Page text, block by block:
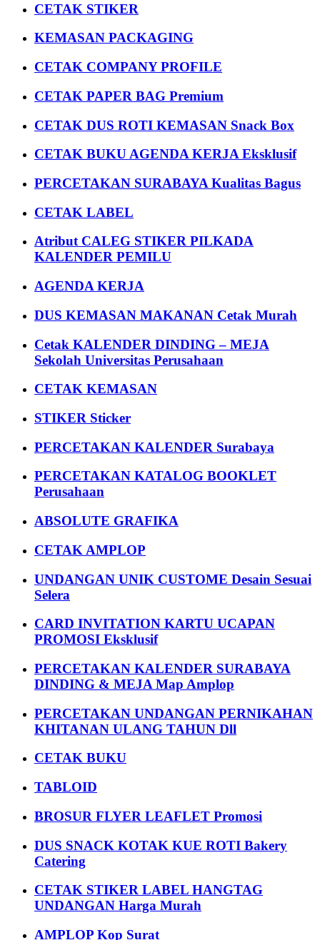
CETAK STIKER
KEMASAN PACKAGING
CETAK COMPANY PROFILE
CETAK PAPER BAG Premium
CETAK DUS ROTI KEMASAN Snack Box
CETAK BUKU AGENDA KERJA Eksklusif
PERCETAKAN SURABAYA Kualitas Bagus
CETAK LABEL
Atribut CALEG STIKER PILKADA
KALENDER PEMILU
AGENDA KERJA
DUS KEMASAN MAKANAN Cetak Murah
Cetak KALENDER DINDING – MEJA
Sekolah Universitas Perusahaan
CETAK KEMASAN
STIKER Sticker
PERCETAKAN KALENDER Surabaya
PERCETAKAN KATALOG BOOKLET
Perusahaan
ABSOLUTE GRAFIKA
CETAK AMPLOP
UNDANGAN UNIK CUSTOME Desain Sesuai
Selera
CARD INVITATION KARTU UCAPAN
PROMOSI Eksklusif
PERCETAKAN KALENDER SURABAYA
DINDING & MEJA Map Amplop
PERCETAKAN UNDANGAN PERNIKAHAN
KHITANAN ULANG TAHUN Dll
CETAK BUKU
TABLOID
BROSUR FLYER LEAFLET Promosi
DUS SNACK KOTAK KUE ROTI Bakery
Catering
CETAK STIKER LABEL HANGTAG
UNDANGAN Harga Murah
AMPLOP Kop Surat